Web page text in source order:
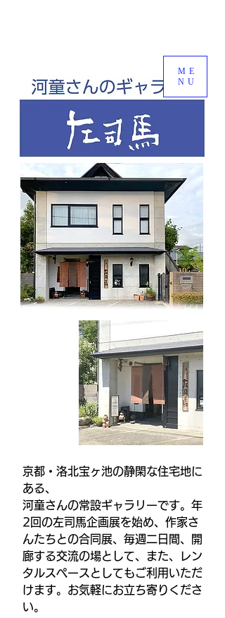
ME
NU
京都・洛北宝ヶ池の静閑な住宅地に
ある、
​河童さんの常設ギャラリーです。年
2回の左司馬企画展を始め、作家さ
んたちとの合同展、毎週二日間、開
廊する交流の場として、また、レン
タルスペースとしてもご利用いただ
けます。お気軽にお立ち寄りくださ
い。